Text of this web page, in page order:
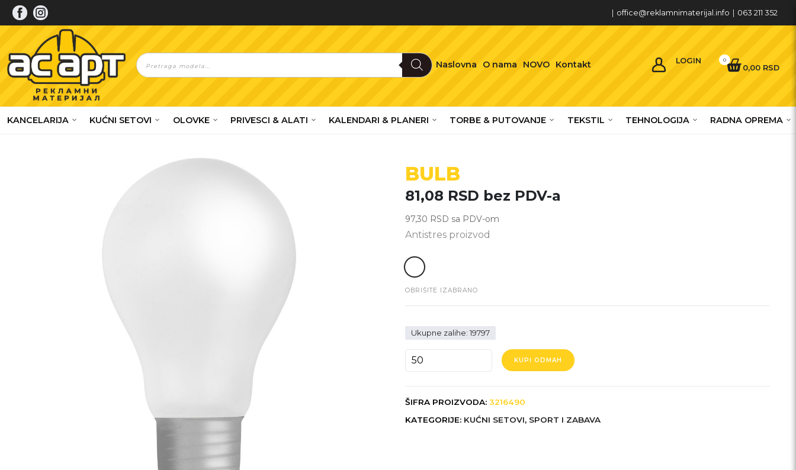
Skip
office@reklamnimaterijal.info 063 211 352
Products
search
Naslovna O nama NOVO Kontakt
LOGIN
0,00 RSD
0
KANCELARIJA KUĆNI SETOVI OLOVKE PRIVESCI & ALATI KALENDARI & PLANERI TORBE & PUTOVANJE TEKSTIL TEHNOLOGIJA RADNA OPREMA
BULB
81,08 RSD bez PDV-a
97,30 RSD sa PDV-om
Antistres proizvod
OBRIŠITE IZABRANO
Ukupne zalihe: 19797
BULB
KUPI ODMAH
ŠIFRA PROIZVODA: 3216490
KATEGORIJE: KUĆNI SETOVI, SPORT I ZABAVA